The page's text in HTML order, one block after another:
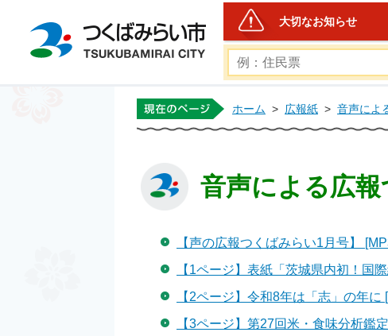
つくばみらい市公式ホームペー
大切なお知らせ
ホーム > 広報紙 > 音声によ
音声による広
【声の広報つくばみらい1月号】
【1ページ】表紙「茨城県内初！国
【2ページ】令和8年は「志」の年に
【3ページ】第27回米・食味分析